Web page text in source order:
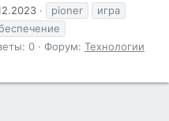
pioner
игра
0 Форум: Технологии